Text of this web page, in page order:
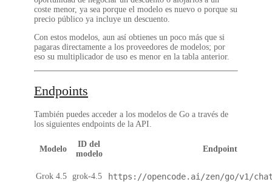
coste menor, ya sea porque el modelo es nuevo o porque su
precio público ya incluye un descuento.
Con estos modelos, aun así obtienes un poco más que si
pagaras directamente a los proveedores de modelos; por
eso su multiplicador de uso es menor en la tabla anterior.
Endpoints
También puedes acceder a los modelos de Go a través de
los siguientes endpoints de la API.
Modelo
ID del
modelo
Endpoint
Grok 4.5 grok-4.5 https://opencode.ai/zen/go/v1/